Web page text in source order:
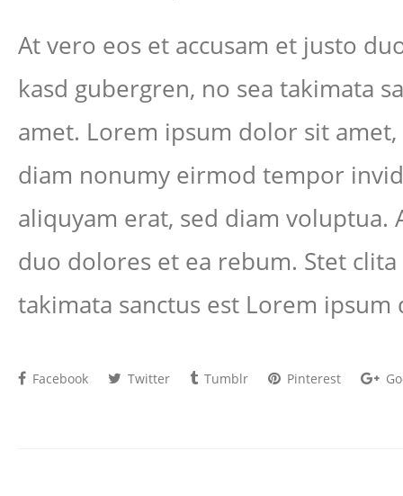
At vero eos et accusam et justo
kasd gubergren, no sea takimata
amet. Lorem ipsum dolor sit
diam nonumy eirmod tempor
aliquyam erat, sed diam voluptua.
duo dolores et ea rebum. Stet
takimata sanctus est Lorem
Facebook Twitter Tumblr Pinterest